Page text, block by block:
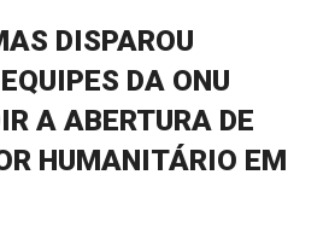
DISPAROU
DA ONU
A ABERTURA DE
HUMANITÁRIO EM